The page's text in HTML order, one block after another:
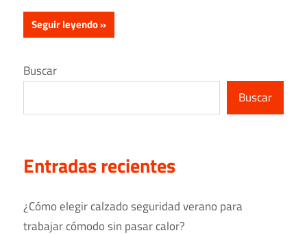
Seguir leyendo
Buscar
Buscar
Entradas recientes
¿Cómo elegir calzado seguridad verano para
trabajar cómodo sin pasar calor?